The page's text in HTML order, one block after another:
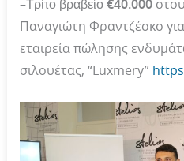
–Τρίτο βραβείο €40.000
Παναγιώτη Φραντζέσκο
εταιρεία πώλησης
σιλουέτας, “Luxmery”